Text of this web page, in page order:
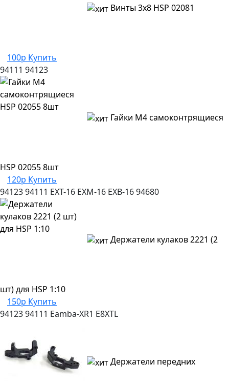
Винты 3х8 HSP 02081
100р Купить
94111 94123
Гайки М4 самоконтрящиеся
HSP 02055 8шт
120р Купить
9412394111 EXT-16 EXM-16 EXB-1694680
Держатели кулаков 2221 (2
шт) для HSP 1:10
150р Купить
9412394111 Eamba-XR1 E8XTL
Держатели передних